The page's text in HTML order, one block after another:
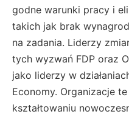
godne warunki pracy i
takich jak brak
na zadania. Liderzy
tych wyzwań FDP oraz
jako liderzy w
Economy. Organizacje
kształtowaniu